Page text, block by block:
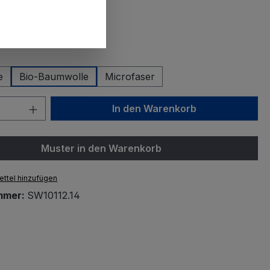
Bio-Baumwolle Microfaser
Anzahl: Gib den gewünschten Wert
In den Warenkorb
Muster in den Warenkorb
hinzufügen
SW10112.14